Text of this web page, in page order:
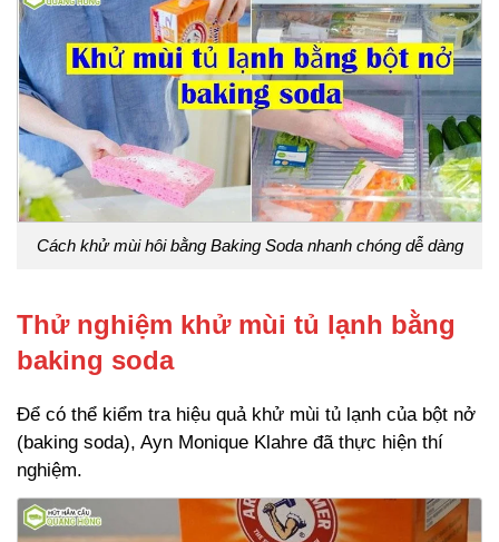
Cách khử mùi hôi bằng Baking Soda nhanh chóng dễ dàng
Thử nghiệm khử mùi tủ lạnh bằng
baking soda
Để có thể kiểm tra hiệu quả khử mùi tủ lạnh của bột nở
(baking soda), Ayn Monique Klahre đã thực hiện thí
nghiệm.